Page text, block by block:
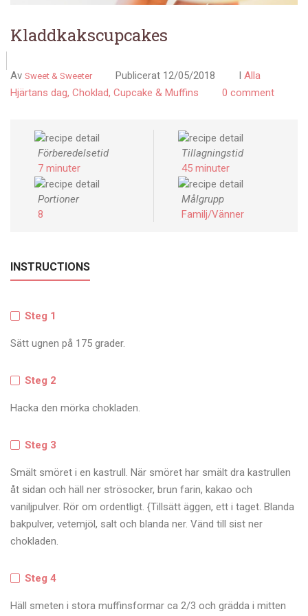
Kladdkakscupcakes
Av Sweet & Sweeter Publicerat 12/05/2018 I Alla
Hjärtans dag Choklad Cupcake & Muffins 0 comment
Förberedelsetid
7 minuter
Tillagningstid
45 minuter
Portioner
8
Målgrupp
Familj/Vänner
INSTRUCTIONS
Steg 1
Sätt ugnen på 175 grader.
Steg 2
Hacka den mörka chokladen.
Steg 3
Smält smöret i en kastrull. När smöret har smält dra kastrullen
åt sidan och häll ner strösocker, brun farin, kakao och
vaniljpulver. Rör om ordentligt. {Tillsätt äggen, ett i taget. Blanda
bakpulver, vetemjöl, salt och blanda ner. Vänd till sist ner
chokladen.
Steg 4
Häll smeten i stora muffinsformar ca 2/3 och grädda i mitten